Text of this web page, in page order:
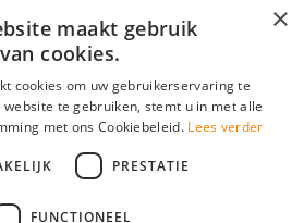
×
maakt gebruik
van cookies.
cookies om uw gebruikerservaring te
te gebruiken, stemt u in met alle
met ons Cookiebeleid. Lees verder
PRESTATIE
FUNCTIONEEL